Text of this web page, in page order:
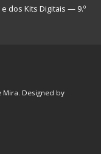
dos Kits Digitais — 9.º
Designed by